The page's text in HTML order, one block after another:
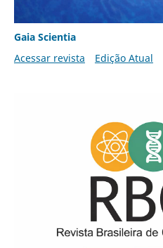
Gaia Scientia
Acessar revista
Edição Atual